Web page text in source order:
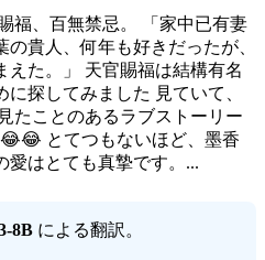
福、百無禁忌。 「家中已有妻
貴人、何年も好きだったが、
えた。」 天官賜福は結構有名
探してみました 見ていて、
たことのあるラブストーリー
とてつもないほど、墨香
愛はとても真摯です。...
8B による翻訳。